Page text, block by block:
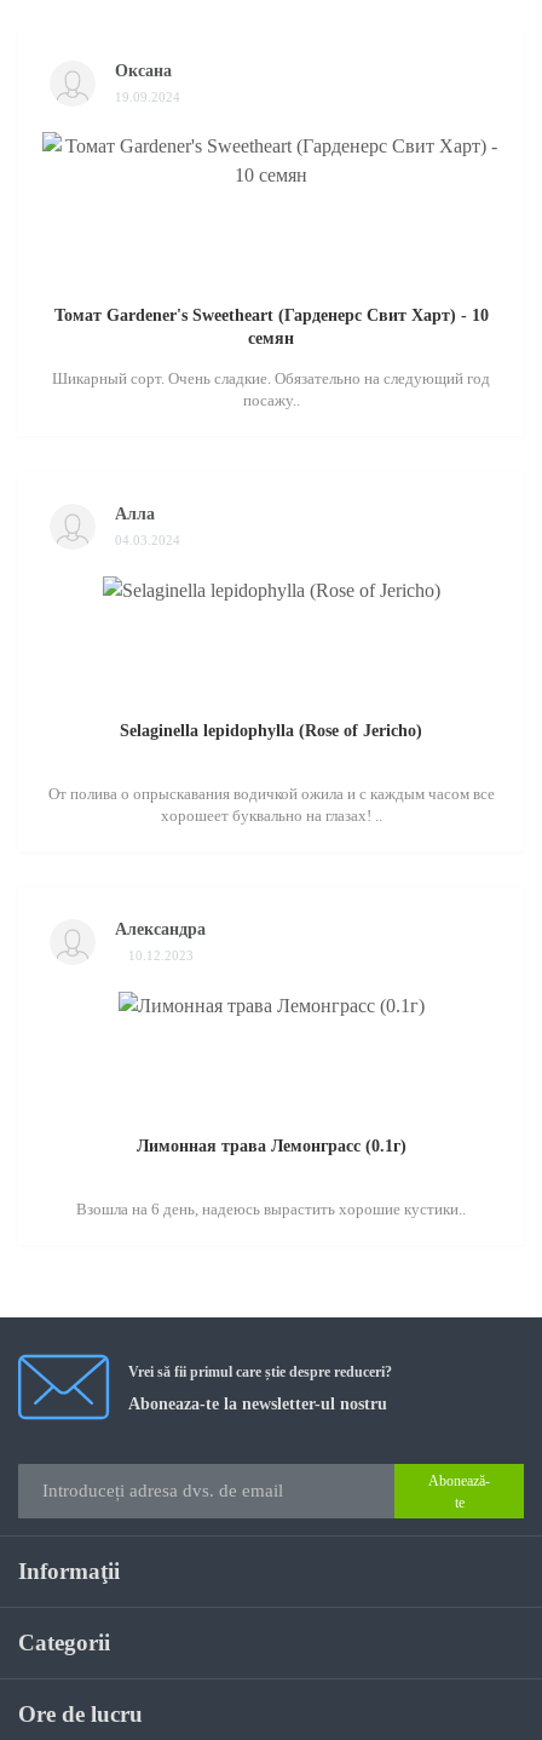
Оксана
19.09.2024
Томат Gardener's Sweetheart (Гарденерс Свит Харт) - 10
семян
Шикарный сорт. Очень сладкие. Обязательно на следующий год
посажу..
Алла
04.03.2024
Selaginella lepidophylla (Rose of Jericho)
От полива о опрыскавания водичкой ожила и с каждым часом все
хорошеет буквально на глазах! ..
Александра
10.12.2023
Лимонная трава Лемонграсс (0.1г)
Взошла на 6 день, надеюсь вырастить хорошие кустики..
Vrei să fii primul care știe despre reduceri?
Aboneaza-te la newsletter-ul nostru
Abonează-
te
Informaţii
Categorii
Ore de lucru